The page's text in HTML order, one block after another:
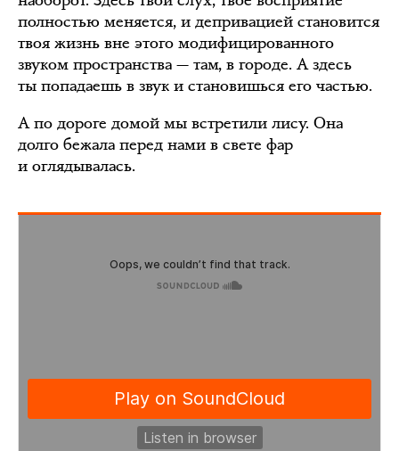
полностью меняется, и депривацией становится
твоя жизнь вне этого модифицированного
звуком пространства — там, в городе. А здесь
ты попадаешь в звук и становишься его частью.
А по дороге домой мы встретили лису. Она
долго бежала перед нами в свете фар
и оглядывалась.